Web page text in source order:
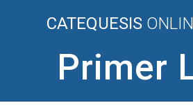
CATEQUESIS
Primer